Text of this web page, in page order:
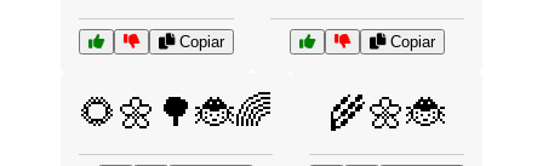
Copiar Copiar
🌻🌼🌳🐞🌈 🌾🌼🐞